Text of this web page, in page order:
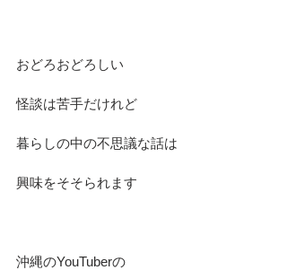
おどろおどろしい
怪談は苦手だけれど
暮らしの中の不思議な話は
興味をそそられます
沖縄のYouTuberの